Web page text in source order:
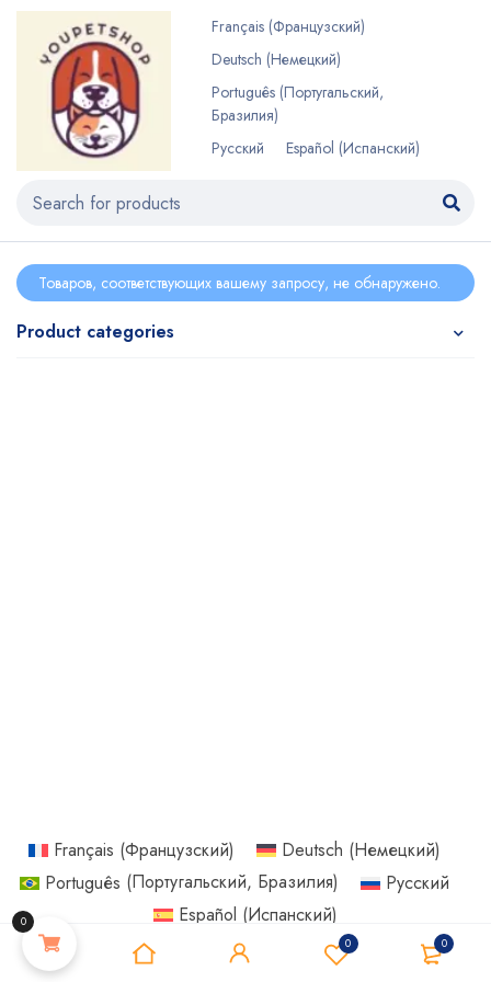
0 0
Français (Французский)
Deutsch (Немецкий)
Português (Португальский,
Бразилия)
Русский
Español (Испанский)
Product categories
Товаров, соответствующих вашему запросу, не обнаружено.
0
Français (Французский) Deutsch (Немецкий)
Português (Португальский, Бразилия)
Русский
Español (Испанский)